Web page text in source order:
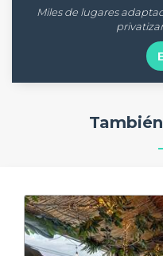
Miles de lugares